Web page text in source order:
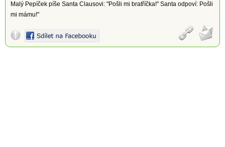
Malý Pepíček píše Santa Clausovi: "Pošli mi bratříčka!" Santa odpoví: Pošli
mi mámu!"